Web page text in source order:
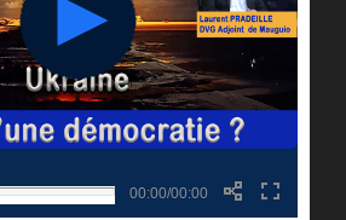
00:00/00:00